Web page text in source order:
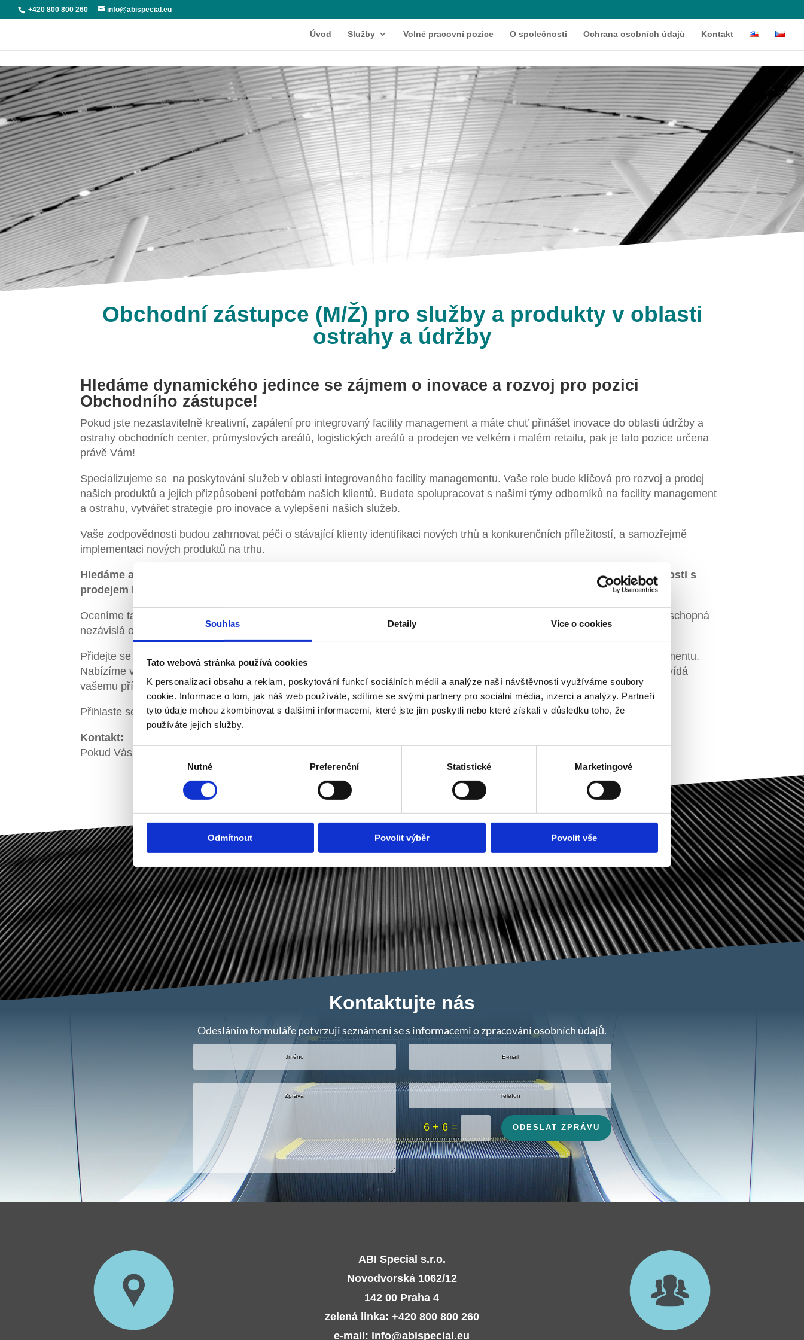
Souhlas Detaily Více o cookies
Tato webová stránka používá cookies
K personalizaci obsahu a reklam, poskytování funkcí sociálních médií a analýze naší návštěvnosti využíváme soubory
cookie. Informace o tom, jak náš web používáte, sdílíme se svými partnery pro sociální média, inzerci a analýzy. Partneři
tyto údaje mohou zkombinovat s dalšími informacemi, které jste jim poskytli nebo které získali v důsledku toho, že
používáte jejich služby.
Nutné Preferenční Statistické Marketingové
Odmítnout Povolit výběr Povolit vše
+420 800 800 260 info@abispecial.eu
Úvod Služby Volné pracovní pozice O společnosti Ochrana osobních údajů Kontakt
Obchodní zástupce (M/Ž) pro služby a produkty v oblasti
ostrahy a údržby
Hledáme dynamického jedince se zájmem o inovace a rozvoj pro pozici
Obchodního zástupce!
Pokud jste nezastavitelně kreativní, zapálení pro integrovaný facility management a máte chuť přinášet inovace do oblasti údržby a
ostrahy obchodních center, průmyslových areálů, logistických areálů a prodejen ve velkém i malém retailu, pak je tato pozice určena
právě Vám!
Specializujeme se na poskytování služeb v oblasti integrovaného facility managementu. Vaše role bude klíčová pro rozvoj a prodej
našich produktů a jejich přizpůsobení potřebám našich klientů. Budete spolupracovat s našimi týmy odborníků na facility management
a ostrahu, vytvářet strategie pro inovace a vylepšení našich služeb.
Vaše zodpovědnosti budou zahrnovat péči o stávající klienty identifikaci nových trhů a konkurenčních příležitostí, a samozřejmě
implementaci nových produktů na trhu.
Hledáme ambiciózního jedince, který je schopen přinášet nové nápady a koncepce do našeho týmu. Máte-li zkušenosti s
prodejem FM služeb a technologií nebo byste ji rádi získali, tak jste pro nás ten správný člověk!
Oceníme také silné analytické schopnosti a schopnost pracovat samostatně. Necháme vám velký prostor, protože víme, že schopná
nezávislá osobnost vyžaduje svobodu a prostor.
Přidejte se k nám a budete mít jedinečnou příležitost přispět k rozvoji naší společnosti a ovlivnit budoucnost facility managementu.
Nabízíme vám inspirativní pracovní prostředí, výzvy, které posunou vaše schopnosti na další úroveň, a odměnu, která odpovídá
vašemu přínosu.
Přihlaste se hned teď a přijměte výzvu stát se součástí naší společnosti.
Kontakt:
Pokud Vás naše nabídka zaujala, zašlete svůj životopis na
Kontaktujte nás
Odesláním formuláře potvrzuji seznámení se s informacemi o zpracování osobních údajů.
6 + 6 = ODESLAT ZPRÁVU
ABI Special s.r.o.
Novodvorská 1062/12
142 00 Praha 4
zelená linka: +420 800 800 260
e-mail: info@abispecial.eu